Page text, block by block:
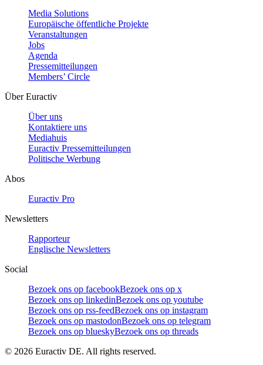
Media Solutions
Europäische öffentliche Projekte
Veranstaltungen
Jobs
Agenda
Pressemitteilungen
Members’ Circle
Über Euractiv
Über uns
Kontaktiere uns
Mediahuis
Euractiv Pressemitteilungen
Politische Werbung
Abos
Euractiv Pro
Newsletters
Rapporteur
Englische Newsletters
Social
Bezoek ons op facebookBezoek ons op x
Bezoek ons op linkedinBezoek ons op youtube
Bezoek ons op rss-feedBezoek ons op instagram
Bezoek ons op mastodonBezoek ons op telegram
Bezoek ons op blueskyBezoek ons op threads
© 2026 Euractiv DE. All rights reserved.